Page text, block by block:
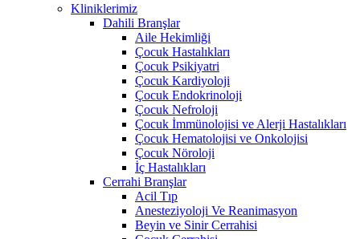
Kliniklerimiz
Dahili Branşlar
Aile Hekimliği
Çocuk Hastalıkları
Çocuk Psikiyatri
Çocuk Kardiyoloji
Çocuk Endokrinoloji
Çocuk Nefroloji
Çocuk İmmünolojisi ve Alerji Hastalıkları
Çocuk Hematolojisi ve Onkolojisi
Çocuk Nöroloji
İç Hastalıkları
Cerrahi Branşlar
Acil Tıp
Anesteziyoloji Ve Reanimasyon
Beyin ve Sinir Cerrahisi